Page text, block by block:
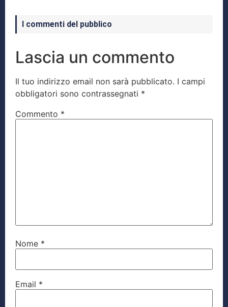
I commenti del pubblico
Lascia un commento
Il tuo indirizzo email non sarà pubblicato. I campi
obbligatori sono contrassegnati *
Commento *
Nome *
Email *